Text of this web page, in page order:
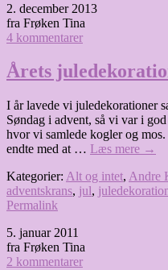
2. december 2013
fra Frøken Tina
4 kommentarer
Årets
I år lavede vi juledekorationer
Søndag i advent, så vi var i
hvor vi samlede kogler og
endte med at … Læs mere →
Kategorier: Alt og intet, Andre
adventskrans, jul,
Permalink
5. januar 2011
fra Frøken Tina
2 kommentarer